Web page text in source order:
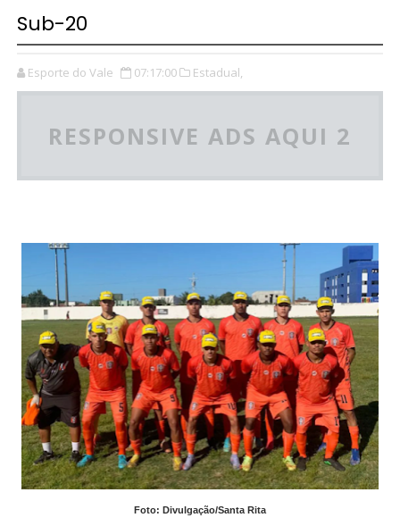
Sub-20
Esporte do Vale 07:17:00 Estadual,
RESPONSIVE ADS AQUI 2
Foto: Divulgação/Santa Rita